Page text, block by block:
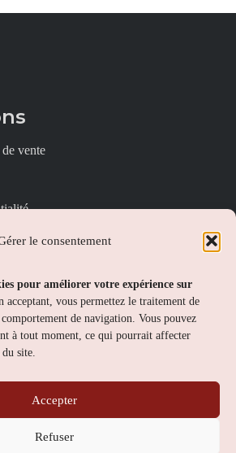
le consentement
pour améliorer votre expérience sur
acceptant, vous permettez le traitement de
de navigation. Vous pouvez
à tout moment, ce qui pourrait affecter
site.
Accepter
Refuser
vente